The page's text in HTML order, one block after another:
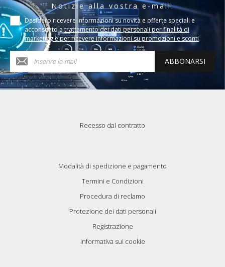
Notizie alla vostra e-mail.
Desidero ricevere informazioni su novità e offerte speciali e
acconsento a trattamento dei dati personali per finalità di
marketing e per ricevere informazioni su promozioni e sconti
ABBONARSI
Recesso dal contratto
Modalità di spedizione e pagamento
Termini e Condizioni
Procedura di reclamo
Protezione dei dati personali
Registrazione
Informativa sui cookie